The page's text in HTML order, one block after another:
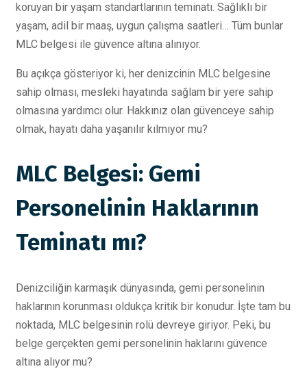
koruyan bir yaşam standartlarının teminatı. Sağlıklı bir
yaşam, adil bir maaş, uygun çalışma saatleri… Tüm bunlar
MLC belgesi ile güvence altına alınıyor.
Bu açıkça gösteriyor ki, her denizcinin MLC belgesine
sahip olması, mesleki hayatında sağlam bir yere sahip
olmasına yardımcı olur. Hakkınız olan güvenceye sahip
olmak, hayatı daha yaşanılır kılmıyor mu?
MLC Belgesi: Gemi
Personelinin Haklarının
Teminatı mı?
Denizciliğin karmaşık dünyasında, gemi personelinin
haklarının korunması oldukça kritik bir konudur. İşte tam bu
noktada, MLC belgesinin rolü devreye giriyor. Peki, bu
belge gerçekten gemi personelinin haklarını güvence
altına alıyor mu?